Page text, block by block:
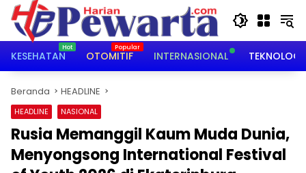
Langsung
konten
KESEHATAN
OTOMITIF INTERNASIONAL TEKNOLOGI
Beranda HEADLINE
HEADLINE NASIONAL
Rusia Memanggil Kaum Muda Dunia,
Menyongsong International Festival